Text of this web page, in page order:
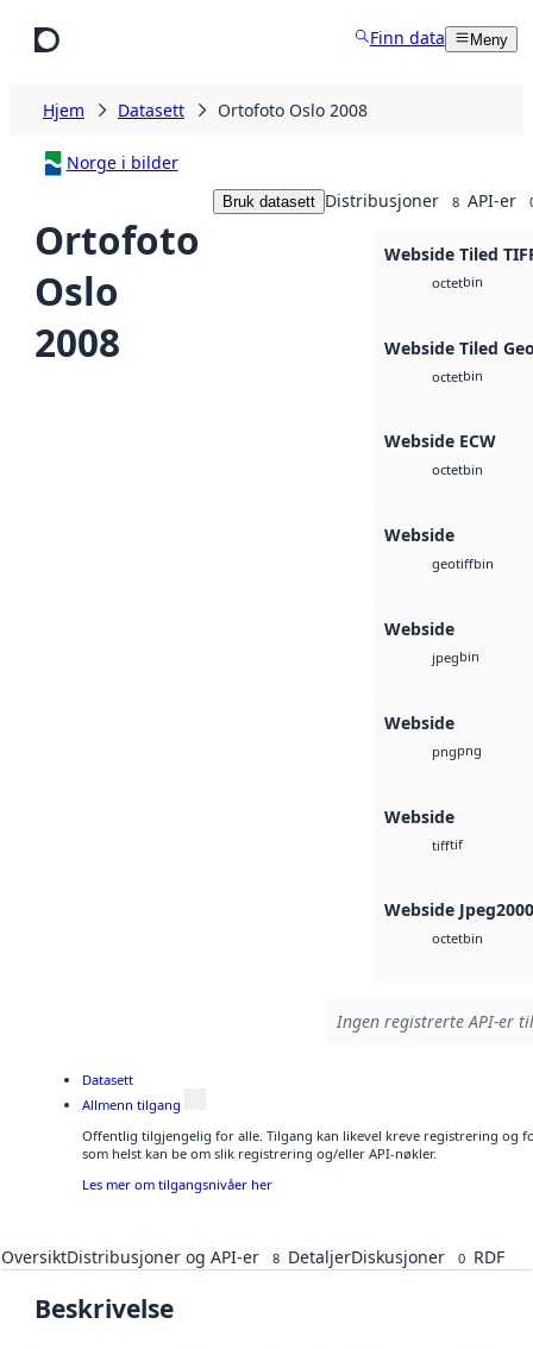
Finn data Meny
Hjem Datasett Ortofoto Oslo 2008
Norge i bilder
Ortofoto
Oslo
2008
Bruk datasett Distribusjoner 8 API-er
Webside Tiled
octetbin
Webside Tiled
octetbin
Webside ECW
octetbin
Webside
geotiffbin
Webside
jpegbin
Webside
pngpng
Webside
tifftif
Webside Jpeg2000
octetbin
Ingen registrerte API-er
Datasett
Allmenn tilgang
Offentlig tilgjengelig for alle. Tilgang kan likevel kreve registrering og
som helst kan be om slik registrering og/eller API-nøkler.
Les mer om tilgangsnivåer her
OversiktDistribusjoner og API-er 8 DetaljerDiskusjoner 0 RDF
Beskrivelse